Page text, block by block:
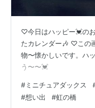
♡今日はハッピー💓の
たカレンダー🎶 ♡この
物〜懐かしいです。ハ
う〜〜💓
#ミニチュアダックス
#想い出 #虹の橋